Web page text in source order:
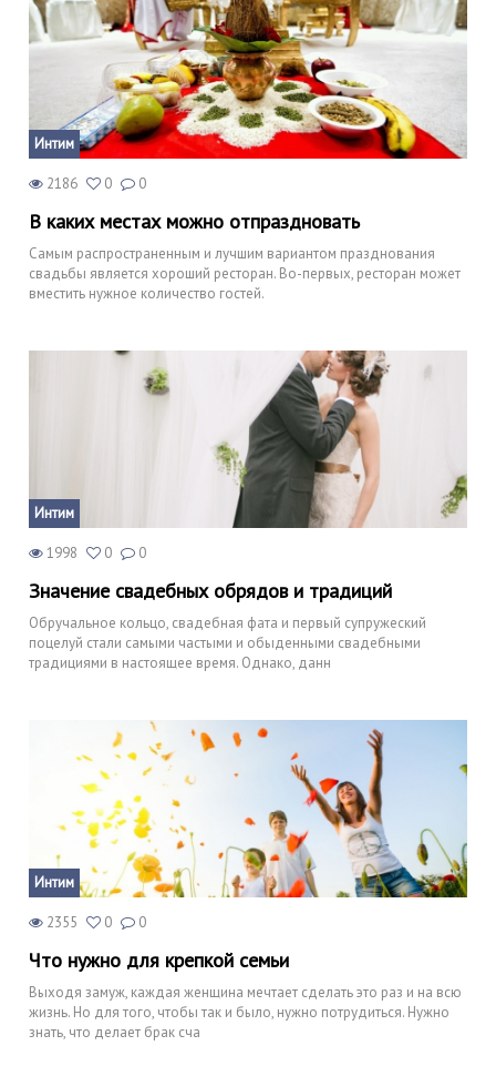
Интим
2186 0 0
В каких местах можно отпраздновать
Самым распространенным и лучшим вариантом празднования
свадьбы является хороший ресторан. Во-первых, ресторан может
вместить нужное количество гостей.
Интим
1998 0 0
Значение свадебных обрядов и традиций
Обручальное кольцо, свадебная фата и первый супружеский
поцелуй стали самыми частыми и обыденными свадебными
традициями в настоящее время. Однако, данн
Интим
2355 0 0
Что нужно для крепкой семьи
Выходя замуж, каждая женщина мечтает сделать это раз и на всю
жизнь. Но для того, чтобы так и было, нужно потрудиться. Нужно
знать, что делает брак сча